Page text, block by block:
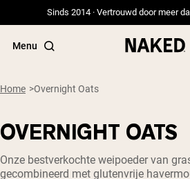
Sinds 2014 · Vertrouwd door meer
Menu
Populaire Zoektermen
”Protein Powder“
Home Overnight Oats
OVERNIGHT OATS
Onze bestverkochte weipoeder van
gecombineerd met glutenvrije
Blueberry Chocolate Peanut Butter